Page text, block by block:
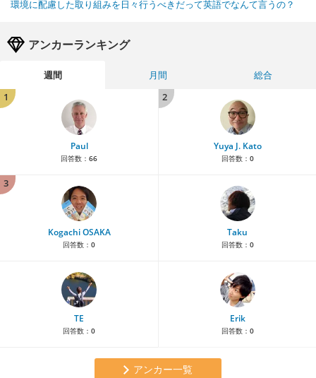
環境に配慮した取り組みを日々行うべきだって英語でなんて言うの？
アンカーランキング
週間 月間
総合
1
Paul
回答数： 66
2
Yuya J. Kato
回答数： 0
3
Kogachi OSAKA
回答数： 0
Taku
回答数： 0
TE
回答数： 0
Erik
回答数： 0
アンカー一覧